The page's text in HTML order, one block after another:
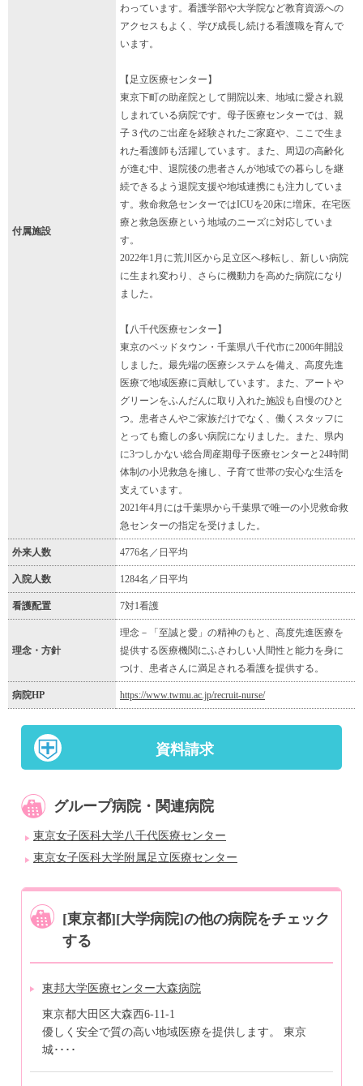
付属施設
わっています。看護学部や大学院など教育資源への
アクセスもよく、学び成長し続ける看護職を育んで
います。
【足立医療センター】
東京下町の助産院として開院以来、地域に愛され親
しまれている病院です。母子医療センターでは、親
子３代のご出産を経験されたご家庭や、ここで生ま
れた看護師も活躍しています。また、周辺の高齢化
が進む中、退院後の患者さんが地域での暮らしを継
続できるよう退院支援や地域連携にも注力していま
す。救命救急センターではICUを20床に増床。在宅医
療と救急医療という地域のニーズに対応していま
す。
2022年1月に荒川区から足立区へ移転し、新しい病院
に生まれ変わり、さらに機動力を高めた病院になり
ました。
【八千代医療センター】
東京のベッドタウン・千葉県八千代市に2006年開設
しました。最先端の医療システムを備え、高度先進
医療で地域医療に貢献しています。また、アートや
グリーンをふんだんに取り入れた施設も自慢のひと
つ。患者さんやご家族だけでなく、働くスタッフに
とっても癒しの多い病院になりました。また、県内
に3つしかない総合周産期母子医療センターと24時間
体制の小児救急を擁し、子育て世帯の安心な生活を
支えています。
2021年4月には千葉県から千葉県で唯一の小児救命救
急センターの指定を受けました。
外来人数 4776名／日平均
入院人数 1284名／日平均
看護配置 7対1看護
理念・方針
理念－「至誠と愛」の精神のもと、高度先進医療を
提供する医療機関にふさわしい人間性と能力を身に
つけ、患者さんに満足される看護を提供する。
病院HP https://www.twmu.ac.jp/recruit-nurse/
資料請求
グループ病院・関連病院
東京女子医科大学八千代医療センター
東京女子医科大学附属足立医療センター
[東京都][大学病院]の他の病院をチェック
する
東邦大学医療センター大森病院
東京都大田区大森西6-11-1
優しく安全で質の高い地域医療を提供します。 東京
城････